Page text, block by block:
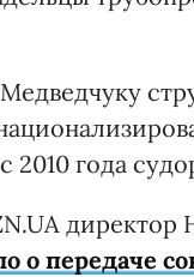
года
о передаче